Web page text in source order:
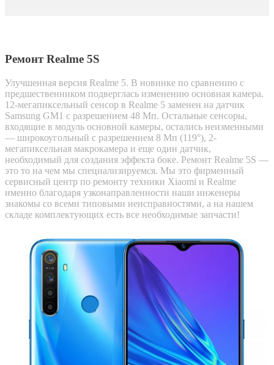
Ремонт Realme 5S
Улучшенная версия Realme 5. В новинке по сравнению с
предшественником подверглась изменению основная камера.
12-мегапиксельный сенсор в Realme 5 заменен на датчик
Samsung GM1 с разрешением 48 Мп. Остальные сенсоры,
входящие в модуль основной камеры, остались неизменными
— широкоугольный с разрешением 8 Мп (119°), 2-
мегапиксельная макрокамера и еще один датчик,
необходимый для создания эффекта боке. Ремонт Realme 5S —
это то на чем мы специализируемся. Мы это фирменный
сервисный центр по ремонту техники Xiaomi и Realme
именно благодаря узконаправленности наши инженеры
знакомы со всеми типовыми неисправностями, а на нашем
складе комплектующих есть все необходимые запчасти!